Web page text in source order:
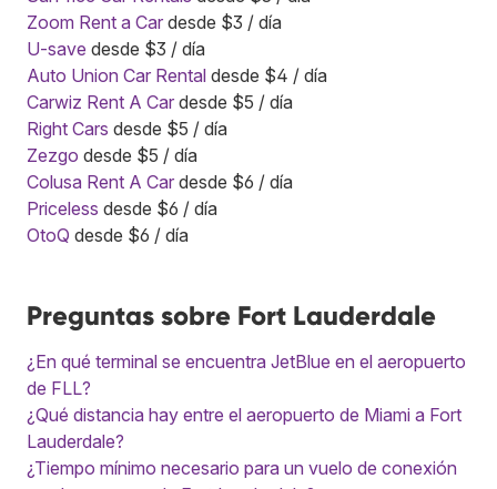
Zoom Rent a Car desde $3 / día
U-save desde $3 / día
Auto Union Car Rental desde $4 / día
Carwiz Rent A Car desde $5 / día
Right Cars desde $5 / día
Zezgo desde $5 / día
Colusa Rent A Car desde $6 / día
Priceless desde $6 / día
OtoQ desde $6 / día
Preguntas sobre Fort Lauderdale
¿En qué terminal se encuentra JetBlue en el aeropuerto
de FLL?
¿Qué distancia hay entre el aeropuerto de Miami a Fort
Lauderdale?
¿Tiempo mínimo necesario para un vuelo de conexión